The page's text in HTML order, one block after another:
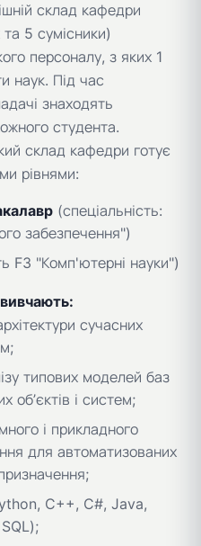
склад кафедри
5 сумісники)
персоналу, з яких 1
наук. Під час
знаходять
студента.
склад кафедри готує
рівнями:
(спеціальність:
забезпечення")
F3 "Комп'ютерні науки")
сучасних
типових моделей баз
об’єктів і систем;
і прикладного
для автоматизованих
C++, C#, Java,